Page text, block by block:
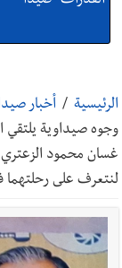
القديمة
أخبار صيدا عمر
الرئيسية / أخبار
وجوه صيداوية يلتقي
غسان محمود الزعتري
لنتعرف على رحلتهما